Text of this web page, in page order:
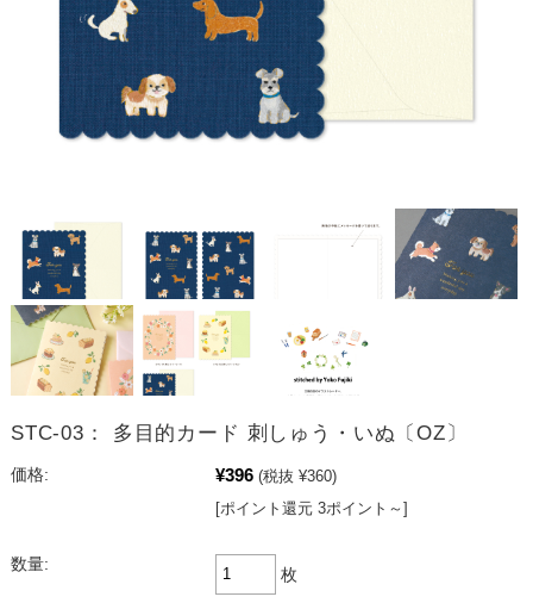
STC-03： 多目的カード 刺しゅう・いぬ〔OZ〕
価格: ¥396 (税抜 ¥360)
[ポイント還元 3ポイント～]
数量:
枚